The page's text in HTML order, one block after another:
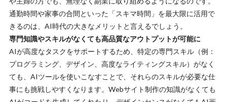
通勤時間や家事の合間といった 「スキマ時間」を最大限に活用で
きるのは、AI時代の大きなメリットと言えるでしょう。
専門知識やスキルがなくても高品質なアウトプットが可能に
AIが高度なタスクをサポートするため、特定の専門スキル（例：
プログラミング、デザイン、高度なライティングスキル）がなく
ても、AIツールを使いこなすことで、それらのスキルが必要な仕
事にも挑戦しやすくなります。Webサイト制作の知識がなくても